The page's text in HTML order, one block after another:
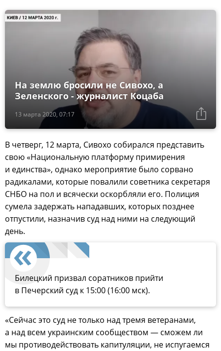
13 марта 2020, 07:17
На землю бросили не Сивохо, а
Зеленского - журналист Коцаба
В четверг, 12 марта, Сивохо собирался представить
свою «Национальную платформу примирения
и единства», однако мероприятие было сорвано
радикалами, которые повалили советника секретаря
СНБО на пол и всячески оскорбляли его. Полиция
сумела задержать нападавших, которых позднее
отпустили, назначив суд над ними на следующий
день.
Билецкий призвал соратников прийти
в Печерский суд к 15:00 (16:00 мск).
«Сейчас это суд не только над тремя ветеранами,
а над всем украинским сообществом — сможем ли
мы противодействовать капитуляции, не испугаемся